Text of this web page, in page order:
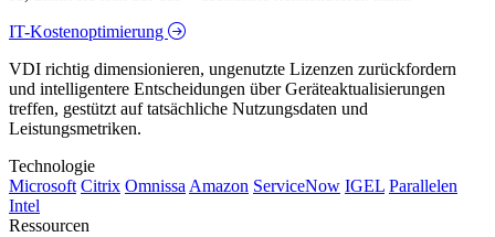
IT-Kostenoptimierung
VDI richtig dimensionieren, ungenutzte Lizenzen zurückfordern
und intelligentere Entscheidungen über Geräteaktualisierungen
treffen, gestützt auf tatsächliche Nutzungsdaten und
Leistungsmetriken.
Technologie
Microsoft Citrix Omnissa Amazon ServiceNow IGEL Parallelen
Intel
Ressourcen